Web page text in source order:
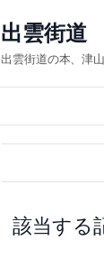
出雲街道
出雲街道の本、津
該当する